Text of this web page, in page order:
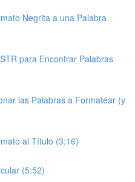
Negrita a una Palabra
para Encontrar Palabras
las Palabras a Formatear (y
al Título (3:16)
(5:52)